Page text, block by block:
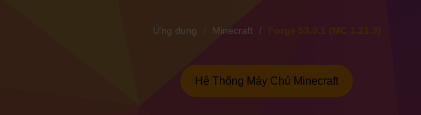
Ứng dụng Minecraft Forge 53.0.1 (MC 1.21.3)
Hệ Thống Máy Chủ Minecraft